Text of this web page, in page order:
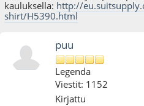
kauluksella: http://
shirt/H5390.html
puu
Legenda
Viestit: 1152
Kirjattu